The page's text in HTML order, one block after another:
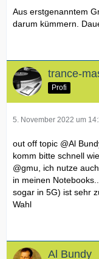
Aus erstgenanntem
darum kümmern.
trance-
Profi
5. November 2022 um
out off topic @Al
komm bitte schnell
@gmu , ich nutze
in meinen
sogar in 5G) ist sehr
Wahl
Al Bundy